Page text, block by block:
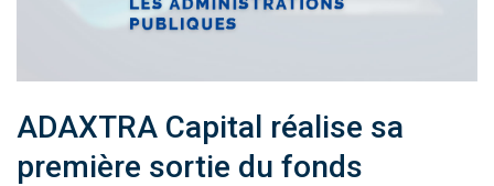
ADAXTRA Capital réalise sa
première sortie du fonds